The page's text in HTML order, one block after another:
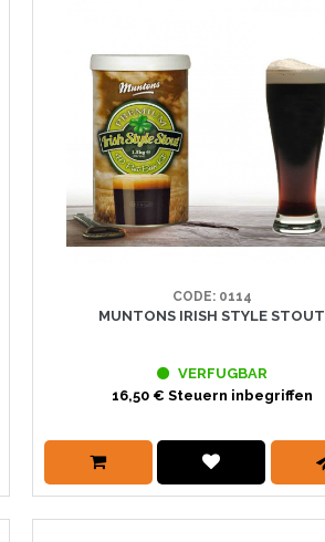
CODE: 0114
MUNTONS IRISH STYLE STOUT
VERFUGBAR
16,50 € Steuern inbegriffen